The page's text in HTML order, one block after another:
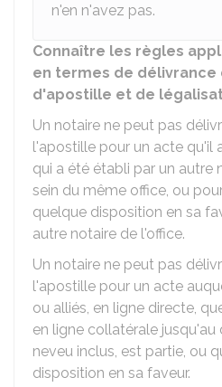
n'en n'avez pas.
Connaître les règles
en termes de
d'apostille et de
Un notaire ne peut pas
l'apostille pour un acte qu'il
qui a été établi par un autre
sein du même office, ou
quelque disposition en sa
autre notaire de l'office.
Un notaire ne peut pas
l'apostille pour un acte
ou alliés, en ligne directe,
en ligne collatérale
neveu inclus, est partie, ou
disposition en sa faveur.